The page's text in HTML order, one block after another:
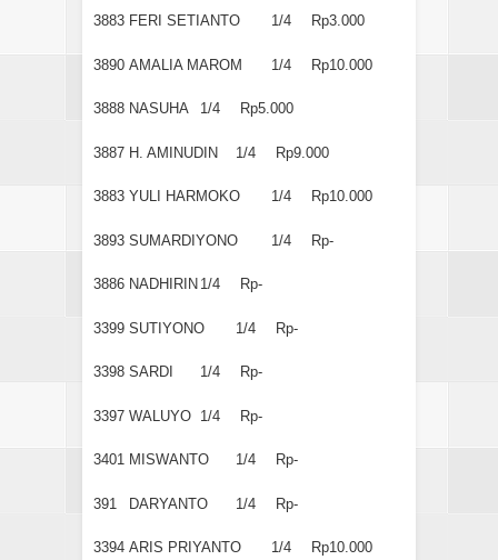
3883 FERI SETIANTO 1/4 Rp3.000
3890 AMALIA MAROM 1/4 Rp10.000
3888 NASUHA 1/4 Rp5.000
3887 H. AMINUDIN 1/4 Rp9.000
3883 YULI HARMOKO 1/4 Rp10.000
3893 SUMARDIYONO 1/4 Rp-
3886 NADHIRIN 1/4 Rp-
3399 SUTIYONO 1/4 Rp-
3398 SARDI 1/4 Rp-
3397 WALUYO 1/4 Rp-
3401 MISWANTO 1/4 Rp-
391 DARYANTO 1/4 Rp-
3394 ARIS PRIYANTO 1/4 Rp10.000